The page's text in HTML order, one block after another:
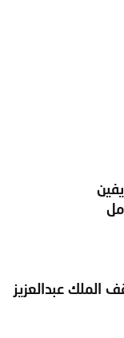
عبدالعزيز